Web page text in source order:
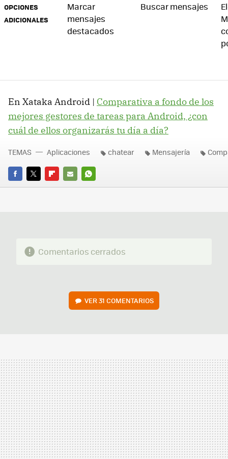
OPCIONES
ADICIONALES
Marcar
mensajes
destacados
Buscar mensajes
En Xataka Android | Comparativa a fondo de los
mejores gestores de tareas para Android, ¿con
cuál de ellos organizarás tu día a día?
FACEBOOK
TWITTERFLIPBOARD
E-
WHATSAPP
TEMAS Aplicaciones chatear Mensajería
Comentarios cerrados
VER 31 COMENTARIOS